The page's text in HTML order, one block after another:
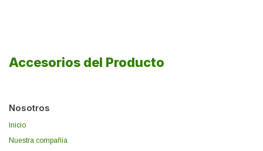
Accesorios del Producto
Nosotros
Inicio
Nuestra compañía